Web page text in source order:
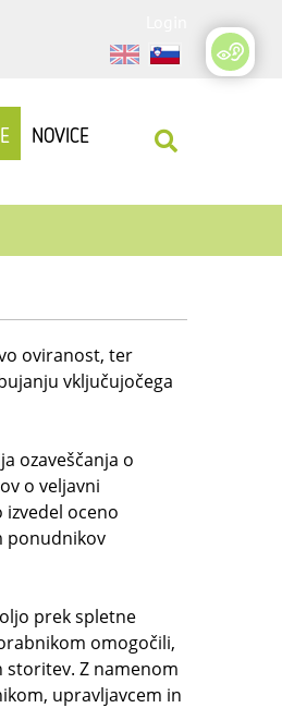
NOVICE
oviranost, ter
vključujočega
ozaveščanja o
o veljavni
oceno
ponudnikov
prek spletne
omogočili,
Z namenom
upravljavcem in